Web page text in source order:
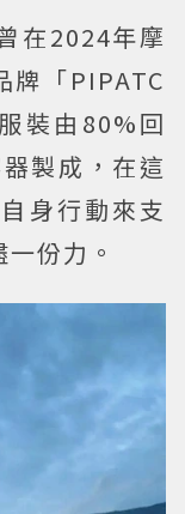
在2024年摩
牌「PIPATC
裝由80%回
製成，在這
身行動來支
份力。